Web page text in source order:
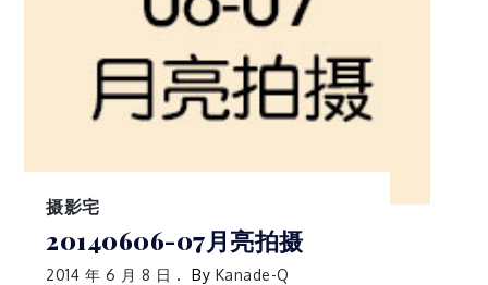
摄影宅
20140606-07月亮拍摄
2014 年 6 月 8 日 By Kanade-Q